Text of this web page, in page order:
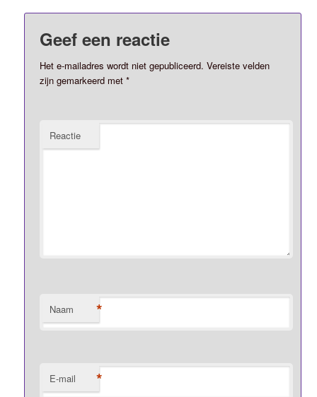
Geef een reactie
Het e-mailadres wordt niet gepubliceerd. Vereiste velden
zijn gemarkeerd met*
Reactie
Naam *
E-mail *